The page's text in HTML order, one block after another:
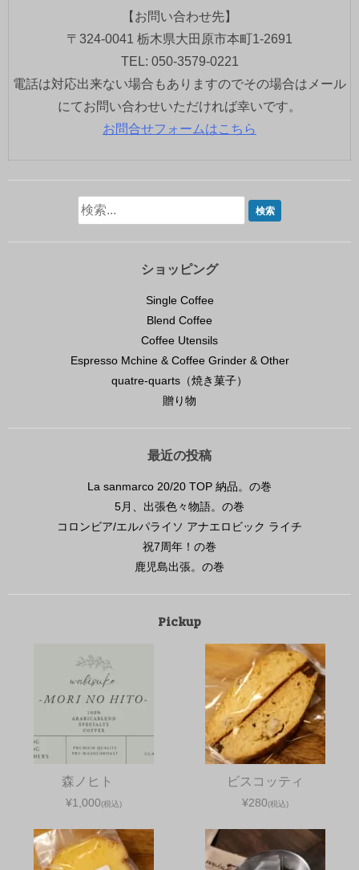
【お問い合わせ先】
〒324-0041 栃木県大田原市本町1-2691
TEL: 050-3579-0221
電話は対応出来ない場合もありますのでその場合はメール
にてお問い合わせいただければ幸いです。
お問合せフォームはこちら
ショッピング
Single Coffee
Blend Coffee
Coffee Utensils
Espresso Mchine & Coffee Grinder & Other
quatre-quarts（焼き菓子）
贈り物
最近の投稿
La sanmarco 20/20 TOP 納品。の巻
5月、出張色々物語。の巻
コロンビア/エルパライソ アナエロビック ライチ
祝7周年！の巻
鹿児島出張。の巻
Pickup
森ノヒト
¥1,000(税込)
ビスコッティ
¥280(税込)